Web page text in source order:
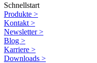
Schnellstart
Produkte >
Kontakt >
Newsletter>
Blog >
Karriere >
Downloads >